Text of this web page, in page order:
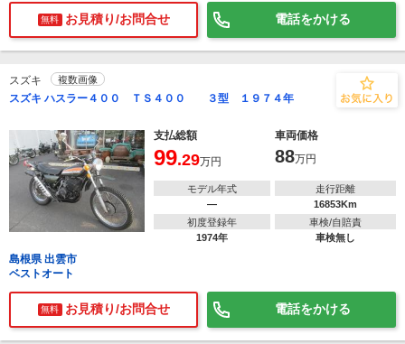
無料 お見積り/お問合せ 電話をかける
スズキ 複数画像
スズキ ハスラー４００ ＴＳ４００ ３型 １９７４年
支払総額 車両価格
99.29万円 88万円
モデル年式
―
走行距離
16853Km
初度登録年
1974年
車検/自賠責
車検無し
島根県 出雲市
ベストオート
無料 お見積り/お問合せ 電話をかける